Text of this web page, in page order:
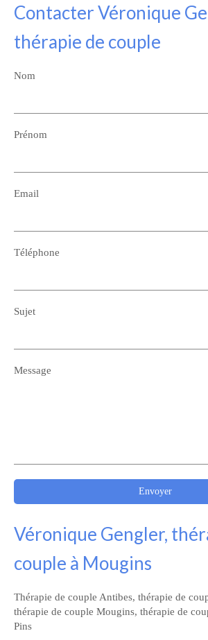
Contacter Véronique
thérapie de couple
Nom
Prénom
Email
Téléphone
Sujet
Message
Envoyer
Véronique Gengler,
couple à Mougins
Thérapie de couple Antibes, thérapie de
thérapie de couple Mougins, thérapie de
Pins